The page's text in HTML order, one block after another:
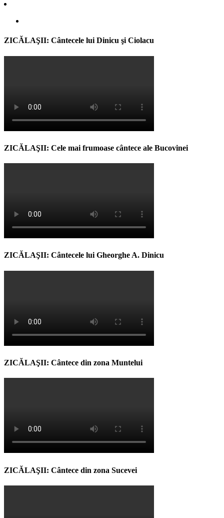
ZICĂLAŞII: Cântecele lui Dinicu şi Ciolacu
ZICĂLAŞII: Cele mai frumoase cântece ale Bucovinei
ZICĂLAŞII: Cântecele lui Gheorghe A. Dinicu
ZICĂLAŞII: Cântece din zona Muntelui
ZICĂLAŞII: Cântece din zona Sucevei